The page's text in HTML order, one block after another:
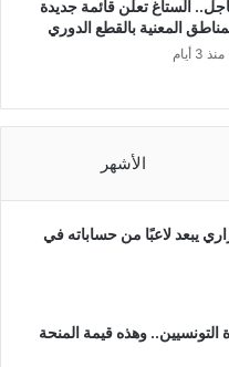
الستاغ تعلن قائمة جديدة
المعنية بالقطع الدوري
منذ 3 أيام
الأشهر
يبعد لاعبًا من حساباته في
التونسيين.. وهذه قيمة المنحة